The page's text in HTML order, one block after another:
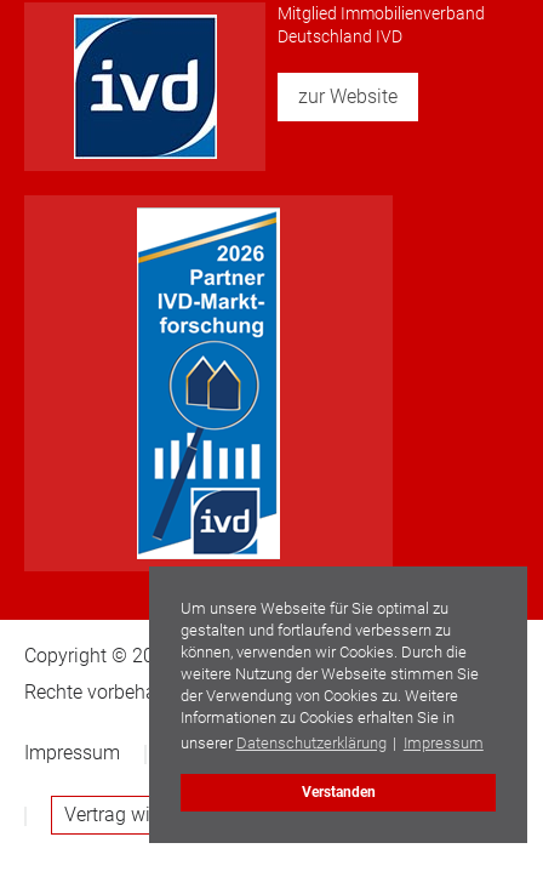
Um unsere Webseite für Sie optimal zu
gestalten und fortlaufend verbessern zu
können, verwenden wir Cookies. Durch die
weitere Nutzung der Webseite stimmen Sie
der Verwendung von Cookies zu. Weitere
Informationen zu Cookies erhalten Sie in
unserer Datenschutzerklärung | Impressum
Verstanden
Mitglied Immobilienverband
Deutschland IVD
zur Website
Copyright © 2022 Schwaderlapp Immobilien GmbH. Alle
Rechte vorbehalten.
Impressum Datenschutz Widerrufsbelehrung
Vertrag widerrufen